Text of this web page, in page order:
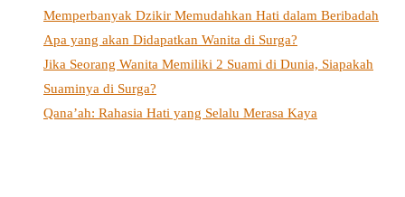
Memperbanyak Dzikir Memudahkan Hati dalam Beribadah
Apa yang akan Didapatkan Wanita di Surga?
Jika Seorang Wanita Memiliki 2 Suami di Dunia, Siapakah
Suaminya di Surga?
Qana’ah: Rahasia Hati yang Selalu Merasa Kaya